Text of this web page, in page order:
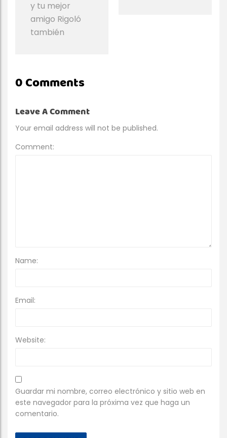
y tu mejor
amigo Rigoló
también
0 Comments
Leave A Comment
Your email address will not be published.
Comment:
Name:
Email:
Website:
Guardar mi nombre, correo electrónico y sitio web en
este navegador para la próxima vez que haga un
comentario.